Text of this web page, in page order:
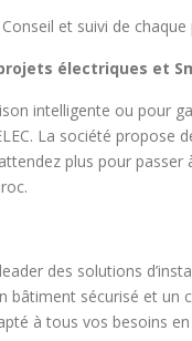
Conseil et suivi de
électriques et
intelligente ou pour
La société propose
plus pour
des solutions
bâtiment sécurisé et
à tous vos besoins